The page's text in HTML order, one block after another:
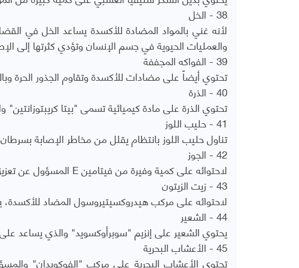
38 - الخل
لأنه غني بالمواد المضادة للأكسدة يساعد الخل في
والعمليات الحيوية في جسم الإنسان وتؤدي كثرتها إلى
39 - الفواكه المجففة
تحتوي أيضاً على مضادات للأكسدة وتقاوم الجذور الحرة
40 - الذرة
تحتوي الذرة على مادة كيميائية تسمى "بيتا كريبتوزانتين"
41 - حليب اللوز
تناول حليب اللوز بانتظام يقلل من مخاطر الإصابة
42 - الجوز
لاحتوائه على كمية وفيرة من فيتامين E المسؤول عن تعزيز جهاز المناعة، يساعد الجوز في منع بعض أنواع السرطان.
43 - زيت الزيتون
لاحتوائه على مركب هيدروكسيتيروسول المضاد
44 - الشعير
يحتوي الشعير على إنزيم "سوبرأوكسويد" والذي يساعد
45 - الأعشاب البحرية
تحتوي الأعشاب البحرية على مركب "الفوكويدان"